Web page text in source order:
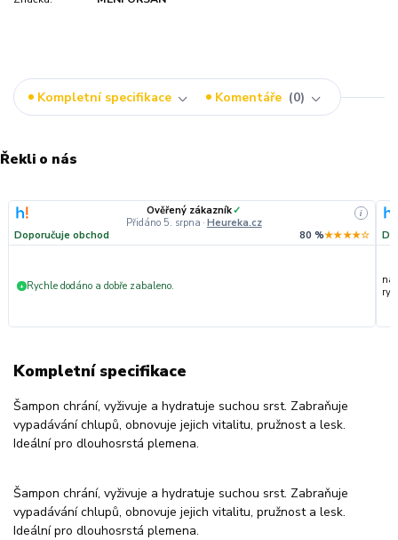
Kompletní specifikace Komentáře 0
Řekli o nás
Ověřený zákazník✓
Přidáno 5. srpna · Heureka.cz
i
Doporučuje obchod 80 %★★★★☆
+ Rychle dodáno a dobře zabaleno.
Kompletní specifikace
Šampon chrání, vyživuje a hydratuje suchou srst. Zabraňuje
vypadávání chlupů, obnovuje jejich vitalitu, pružnost a lesk.
Ideální pro dlouhosrstá plemena.
Šampon chrání, vyživuje a hydratuje suchou srst. Zabraňuje
vypadávání chlupů, obnovuje jejich vitalitu, pružnost a lesk.
Ideální pro dlouhosrstá plemena.